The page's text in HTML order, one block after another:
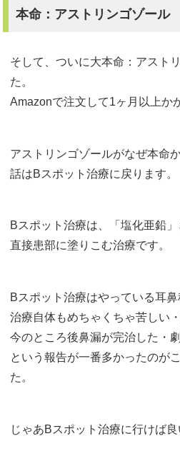
本命：アストリンゴゾール
そして、ついに大本命：アスト
た。
Amazonで注文して1ヶ月以上か
アストリンゴゾールがなぜ本命
話はBスポット治療に戻ります。
Bスポット治療は、「塩化亜鉛
直接患部に塗りこむ治療です。
Bスポット治療はやっている耳鼻
治療自体もめちゃくちゃ苦しい
今のところ後鼻漏が完治した・
という報告が一番多かったのが
た。
じゃあBスポット治療に行けば